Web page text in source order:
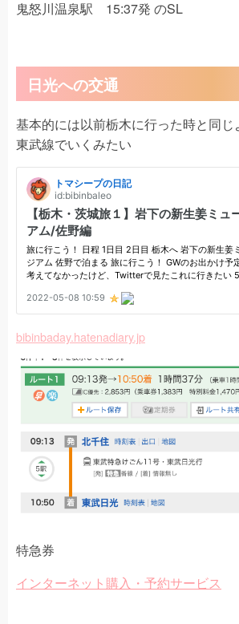
鬼怒川温泉駅 15:37発 のSL
日光への交通
基本的には以前栃木に行った時と同じ
東武線でいくみたい
bibinbaday.hatenadiary.jp
特急券
インターネット購入・予約サービス